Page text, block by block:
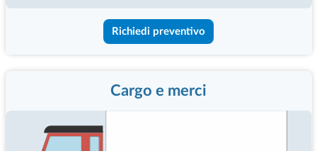
Richiedi preventivo
Cargo e merci